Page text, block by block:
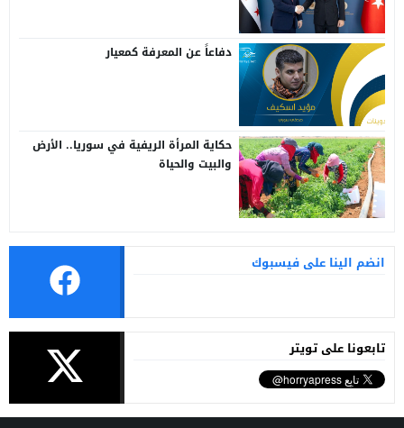
دفاعاً عن المعرفة كمعيار
حكاية المرأة الريفية في سوريا.. الأرض
والبيت والحياة
انضم الينا على فيسبوك
تابعونا على تويتر